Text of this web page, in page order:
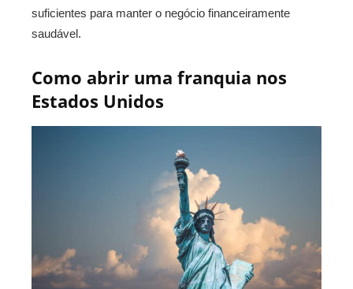
suficientes para manter o negócio financeiramente
saudável.
Como abrir uma franquia nos
Estados Unidos